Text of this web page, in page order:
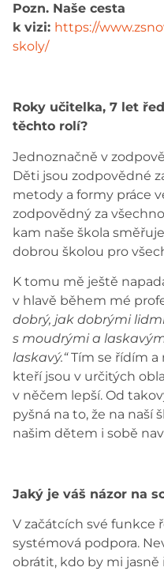
Pozn. Naše cesta
k vizi: https://
skoly/
Roky učitelka, 7 let
těchto rolí?
Jednoznačně v
Děti jsou zodpovědné
metody a formy práce
zodpovědný za
kam naše škola
dobrou školou pro
K tomu mě ještě
v hlavě během mé
dobrý, jak dobrými
s moudrými a
laskavý.“Tím se řídím a
kteří jsou v určitých
v něčem lepší. Od
pyšná na to, že na naší
našim dětem i sobě
Jaký je váš názor na
V začátcích své funkce
systémová podpora.
obrátit, kdo by mi jasně